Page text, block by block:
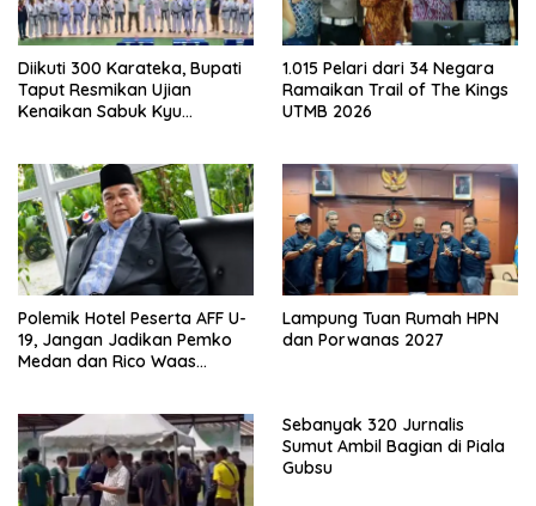
Diikuti 300 Karateka, Bupati
Taput Resmikan Ujian
Kenaikan Sabuk Kyu
1.015 Pelari dari 34 Negara
Ramaikan Trail of The Kings
UTMB 2026
Polemik Hotel Peserta AFF U-
19, Jangan Jadikan Pemko
Medan dan Rico Waas
Lampung Tuan Rumah HPN
dan Porwanas 2027
Sebanyak 320 Jurnalis
Sumut Ambil Bagian di Piala
Gubsu